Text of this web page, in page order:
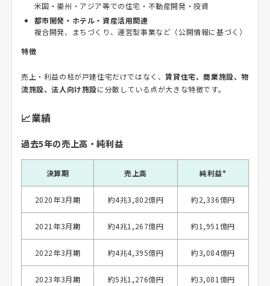
米国・豪州・アジア等での住宅・不動産開発・投資
都市開発・ホテル・資産活用関連
複合開発、まちづくり、運営型事業など（公開情報に基づく）
特徴
売上・利益の柱が戸建住宅だけではなく、賃貸住宅、商業施設、物
流施設、法人向け施設に分散している点が大きな特徴です。
📈業績
過去5年の売上高・純利益
決算期 売上高 純利益*
2020年3月期 約4兆3,802億円 約2,336億円
2021年3月期 約4兆1,267億円 約1,951億円
2022年3月期 約4兆4,395億円 約3,084億円
2023年3月期 約5兆1,276億円 約3,081億円